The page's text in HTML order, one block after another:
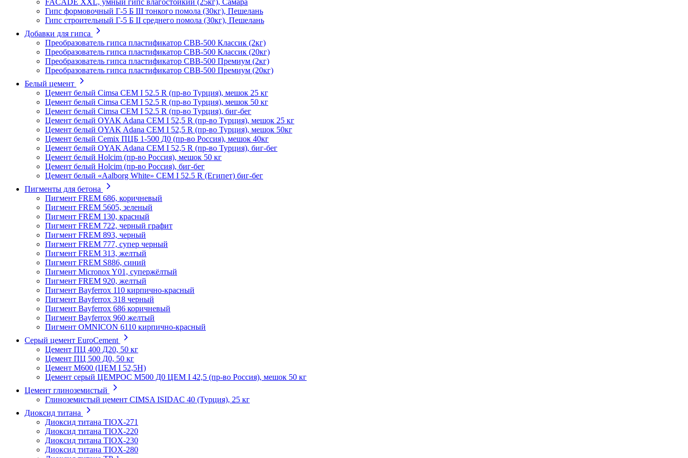
FACADE XXL, умный гипс влагостойкий (25кг), Самара
Гипс формовочный Г-5 Б III тонкого помола (30кг), Пешелань
Гипс строительный Г-5 Б II среднего помола (30кг), Пешелань
Добавки для гипса
Преобразователь гипса пластификатор СВВ-500 Классик (2кг)
Преобразователь гипса пластификатор СВВ-500 Классик (20кг)
Преобразователь гипса пластификатор СВВ-500 Премиум (2кг)
Преобразователь гипса пластификатор СВВ-500 Премиум (20кг)
Белый цемент
Цемент белый Cimsa CEM I 52.5 R (пр-во Турция), мешок 25 кг
Цемент белый Cimsa CEM I 52.5 R (пр-во Турция), мешок 50 кг
Цемент белый Cimsa CEM I 52.5 R (пр-во Турция), биг-бег
Цемент белый OYAK Adana CEM I 52,5 R (пр-во Турция), мешок 25 кг
Цемент белый OYAK Adana CEM I 52,5 R (пр-во Турция), мешок 50кг
Цемент белый Cemix ПЦБ 1-500 Д0 (пр-во Россия), мешок 40кг
Цемент белый OYAK Adana CEM I 52,5 R (пр-во Турция), биг-бег
Цемент белый Holcim (пр-во Россия), мешок 50 кг
Цемент белый Holcim (пр-во Россия), биг-бег
Цемент белый «Aalborg White» CEM I 52.5 R (Египет) биг-бег
Пигменты для бетона
Пигмент FREM 686, коричневый
Пигмент FREM 5605, зеленый
Пигмент FREM 130, красный
Пигмент FREM 722, черный графит
Пигмент FREM 893, черный
Пигмент FREM 777, супер черный
Пигмент FREM 313, желтый
Пигмент FREM S886, синий
Пигмент Micronox Y01, супержёлтый
Пигмент FREM 920, желтый
Пигмент Bayferrox 110 кирпично-красный
Пигмент Bayferrox 318 черный
Пигмент Bayferrox 686 коричневый
Пигмент Bayferrox 960 желтый
Пигмент OMNICON 6110 кирпично-красный
Серый цемент EuroCement
Цемент ПЦ 400 Д20, 50 кг
Цемент ПЦ 500 Д0, 50 кг
Цемент М600 (ЦЕМ I 52,5Н)
Цемент серый ЦЕМРОС М500 Д0 ЦЕМ I 42,5 (пр-во Россия), мешок 50 кг
Цемент глиноземистый
Глиноземистый цемент CIMSA ISIDAC 40 (Турция), 25 кг
Диоксид титана
Диоксид титана TIOX-271
Диоксид титана TIOX-220
Диоксид титана TIOX-230
Диоксид титана TIOX-280